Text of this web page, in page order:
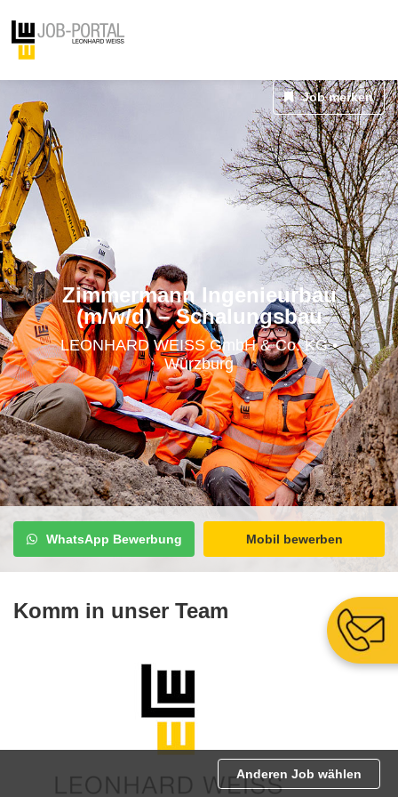
Zimmermann Ingenieurbau
(m/w/d) – Schalungsbau
LEONHARD WEISS GmbH & Co. KG •
Würzburg
Job merken
WhatsApp Bewerbung Mobil bewerben
Komm in unser Team
Anderen Job wählen